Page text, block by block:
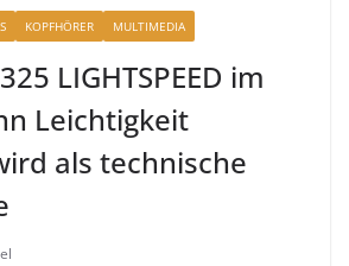
KOPFHÖRER MULTIMEDIA
LIGHTSPEED im
Leichtigkeit
als technische